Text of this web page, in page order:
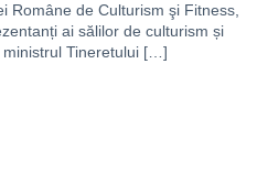
Române de Culturism şi Fitness,
ai sălilor de culturism și
Tineretului […]